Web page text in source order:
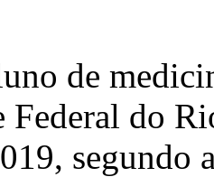
de
do
segundo